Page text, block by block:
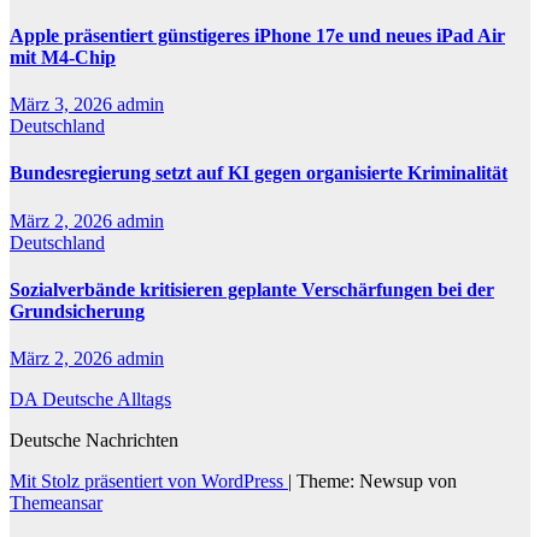
Apple präsentiert günstigeres iPhone 17e und neues iPad Air
mit M4-Chip
März 3, 2026 admin
Deutschland
Bundesregierung setzt auf KI gegen organisierte Kriminalität
März 2, 2026 admin
Deutschland
Sozialverbände kritisieren geplante Verschärfungen bei der
Grundsicherung
März 2, 2026 admin
DA Deutsche Alltags
Deutsche Nachrichten
Mit Stolz präsentiert von WordPress | Theme: Newsup von
Themeansar